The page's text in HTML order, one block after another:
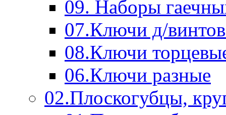
09. Наборы
07.Ключи д/
08.Ключи
06.Ключи разные
02.Плоскогубцы,